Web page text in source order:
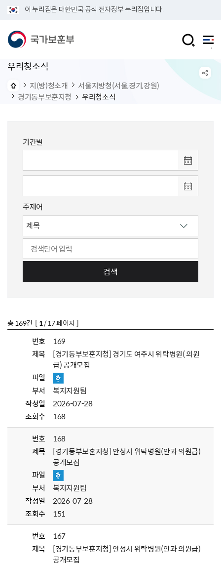
이 누리집은 대한민국 공식 전자정부 누리집입니다.
우리청소식
지(방)청소개
서울지방청(서울,경기,강원)
경기동부보훈지청
우리청소식
기간별
주제어
검색
총 169건 [ 1/ 17 페이지 ]
번호
169
제목
[경기동부보훈지청] 경기도 여주시 위탁병원( 의원
급) 공개모집
파일
부서
복지지원팀
작성일
2026-07-28
조회수
168
번호
168
제목
[경기동부보훈지청] 안성시 위탁병원(안과 의원급)
공개모집
파일
부서
복지지원팀
작성일
2026-07-28
조회수
151
번호
167
제목
[경기동부보훈지청] 안성시 위탁병원(안과 의원급)
공개모집